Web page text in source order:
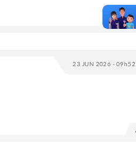
23 JUN 2026 - 09h52